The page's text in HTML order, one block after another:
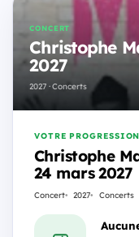
CONCERT
Christophe
2027
2027 · Concerts
VOTRE PROGRESSION
Christophe
24 mars 2027
Concert 2027 Concerts